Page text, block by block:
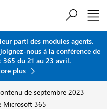
principal
parti des modules agents,
nous à la conférence de
du 21 au 23 avril.
plus
de septembre 2023
Microsoft 365